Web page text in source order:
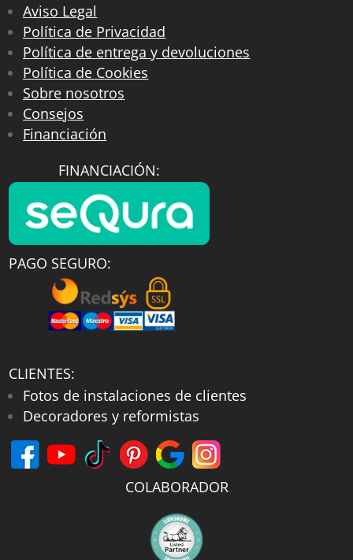
Aviso Legal
Política de Privacidad
Política de entrega y devoluciones
Política de Cookies
Sobre nosotros
Consejos
Financiación
FINANCIACIÓN:
PAGO SEGURO:
CLIENTES:
Fotos de instalaciones de clientes
Decoradores y reformistas
COLABORADOR